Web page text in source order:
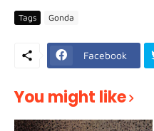
Tags Gonda
Facebook
You might like